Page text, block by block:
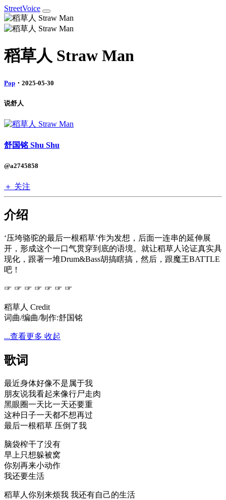
StreetVoice
稻草人 Straw Man
Pop ・2025-05-30
说舒人
舒国铭 Shu Shu
@a2745858
＋ 关注
介绍
‘压垮骆驼的最后一根稻草’作为发想，后面一连串的延伸展
开，形成这个一口气贯穿到底的语境。就让稻草人论证真实具
现化，跟著一堆Drum&Bass胡搞瞎搞，然后，跟魔王BATTLE
吧！
☞ ☞ ☞ ☞ ☞ ☞ ☞
稻草人 Credit
词曲/编曲/制作:舒国铭
...查看更多 收起
歌词
最近身体好像不是属于我
朋友说我看起来像行尸走肉
黑眼圈一天比一天还要重
这种日子一天都不想再过
最后一根稻草 压倒了我
脑袋榨干了没有
早上只想躲被窝
你别再来小动作
我还要生活
稻草人你别来烦我 我还有自己的生活